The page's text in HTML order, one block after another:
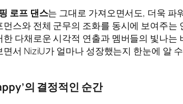
로프 댄스는 그대로 가져오면서도, 더욱 파
스와 전체 군무의 조화를 동시에 보여주
다채로운 시각적 연출과 멤버들의 빛나
서 NiziU가 얼마나 성장했는지 한눈에 알
의 결정적인 순간